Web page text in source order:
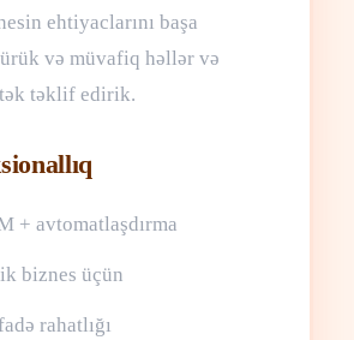
ehtiyaclarını başa
və müvafiq həllər və
təklif edirik.
+ avtomatlaşdırma
biznes üçün
rahatlığı